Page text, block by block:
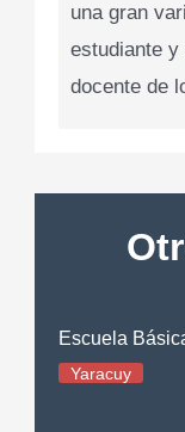
una gran
estudiante y
docente de
Escuela
Yaracuy